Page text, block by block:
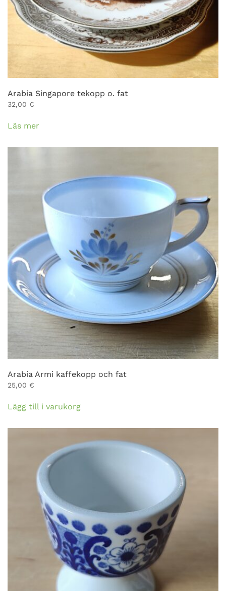
Arabia Singapore tekopp o. fat
32,00 €
Läs mer
Arabia Armi kaffekopp och fat
25,00 €
Lägg till i varukorg